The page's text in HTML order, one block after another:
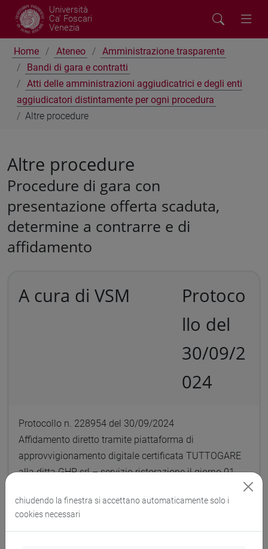
Università
Ca' Foscari
Venezia
Home Ateneo
Amministrazione trasparente
Bandi di gara e contratti
Atti delle amministrazioni aggiudicatrici e degli enti
aggiudicatori distintamente per ogni procedura
Altre procedure
Altre procedure
Procedure di gara con
presentazione offerta scaduta,
determine a contrarre e di
affidamento
A cura di VSM
Protoco
llo del
30/09/2
024
Protocollo n. 228954 del 30/09/2024
Affidamento diretto tramite piattaforma di
approvvigionamento digitale certificata TUTTOGARE
alla ditta GHP srl – servizio ristorazione il giorno 01
Meeting” - CIG B33A7278D0
chiudendo la finestra si accettano automaticamente solo i
cookies necessari